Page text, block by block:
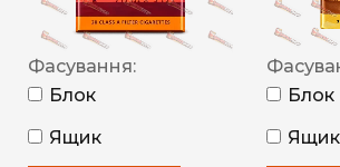
Фасування:
Блок
Ящик
Блок
Ящик